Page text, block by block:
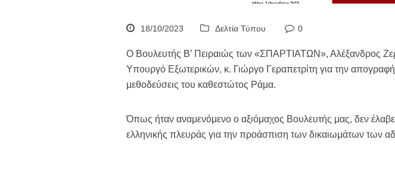
18/10/2023 Δελτία Τύπου 0
Ο Βουλευτής Β’ Πειραιώς των «ΣΠΑΡΤΙΑΤΩΝ», Αλέξανδρος
Υπουργό Εξωτερικών, κ. Γιώργο Γεραπετρίτη για την
μεθοδεύσεις του καθεστώτος Ράμα.
Όπως ήταν αναμενόμενο ο αξιόμαχος Βουλευτής μας, δεν
ελληνικής πλευράς για την προάσπιση των δικαιωμάτων των